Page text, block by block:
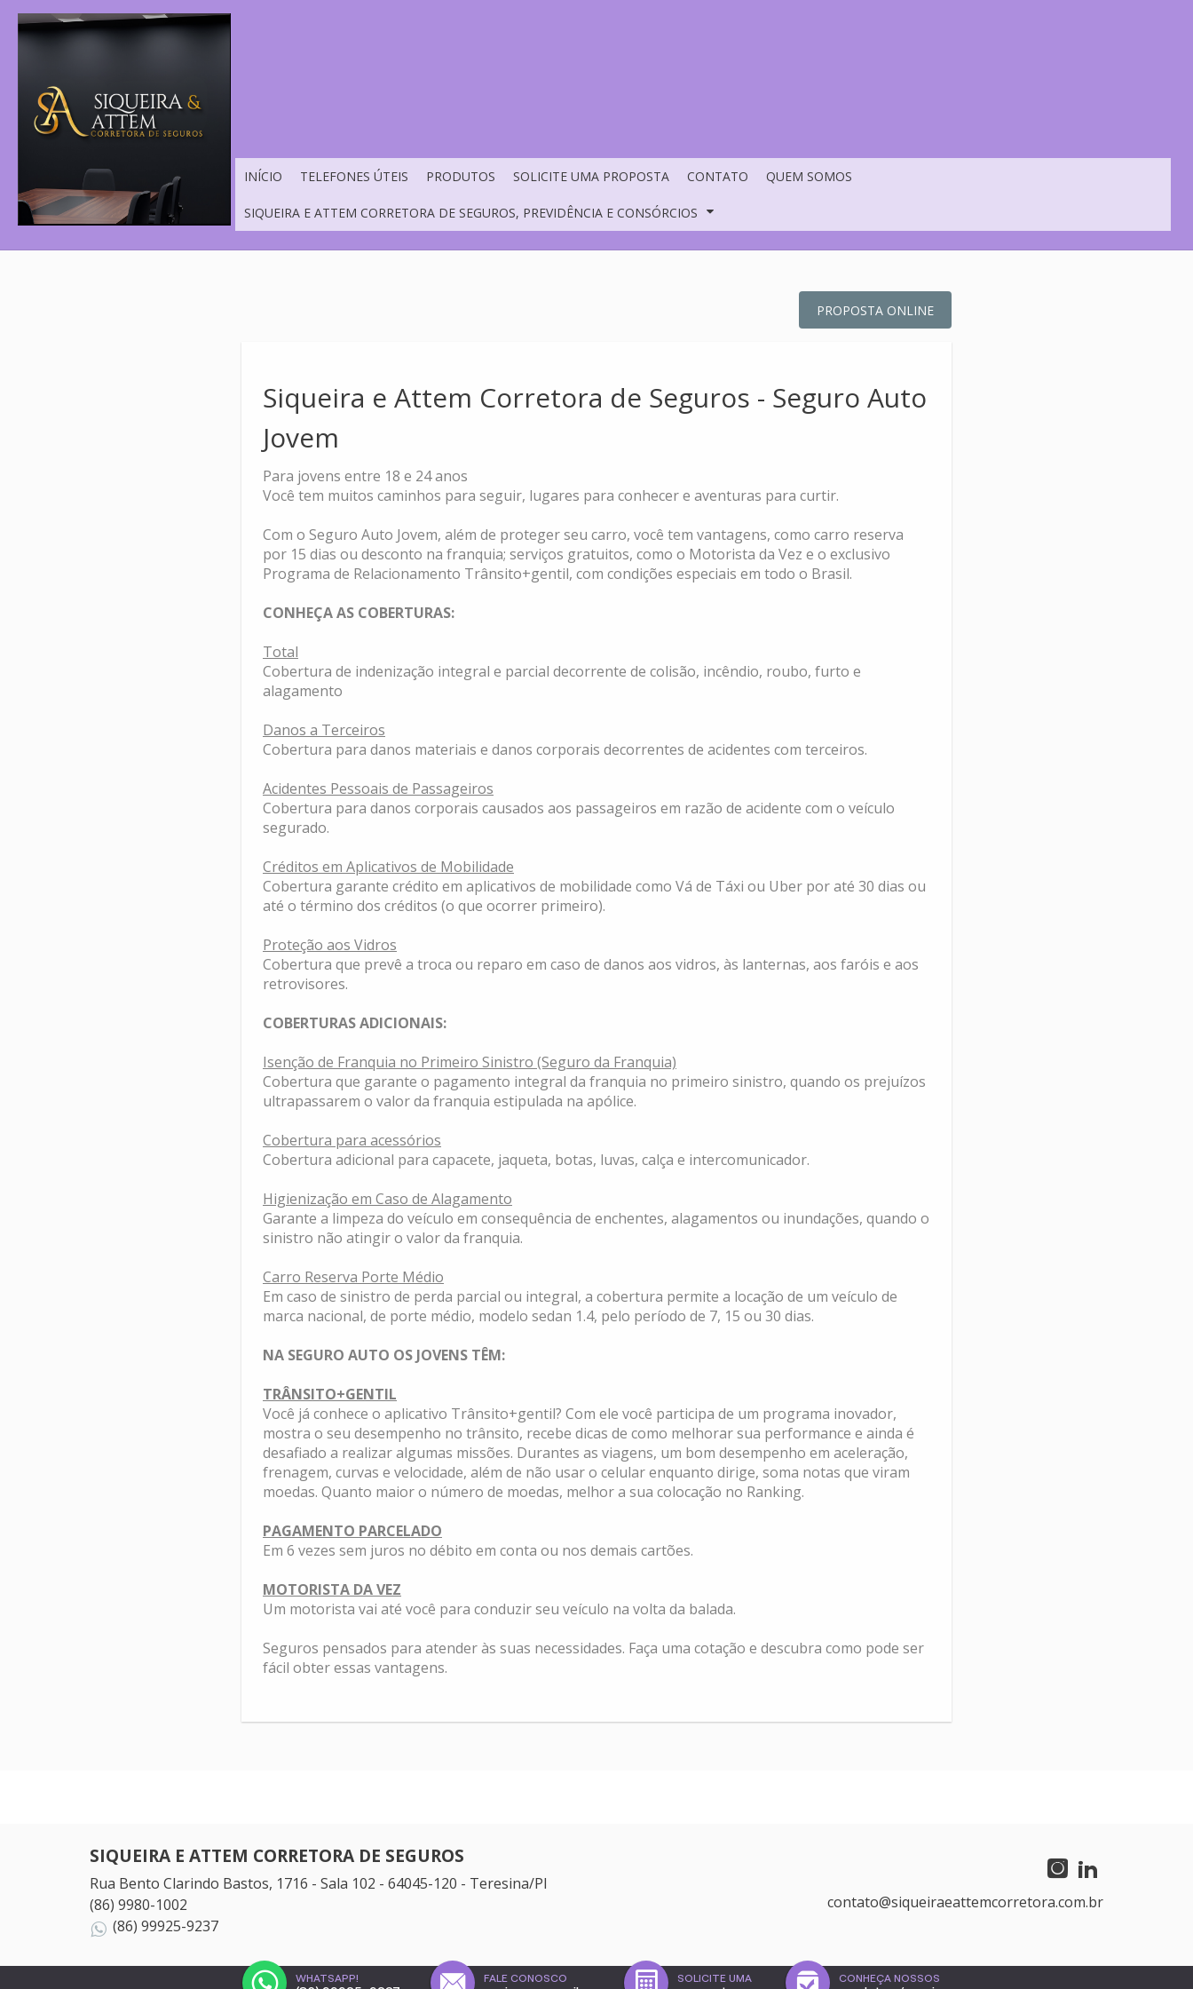
INÍCIO TELEFONES ÚTEIS PRODUTOS SOLICITE UMA PROPOSTA CONTATO QUEM SOMOS
SIQUEIRA E ATTEM CORRETORA DE SEGUROS, PREVIDÊNCIA E CONSÓRCIOS
PROPOSTA ONLINE
Siqueira e Attem Corretora de Seguros - Seguro Auto
Jovem
Para jovens entre 18 e 24 anos
Você tem muitos caminhos para seguir, lugares para conhecer e aventuras para curtir.
Com o Seguro Auto Jovem, além de proteger seu carro, você tem vantagens, como carro reserva
por 15 dias ou desconto na franquia; serviços gratuitos, como o Motorista da Vez e o exclusivo
Programa de Relacionamento Trânsito+gentil, com condições especiais em todo o Brasil.
CONHEÇA AS COBERTURAS:
Total
Cobertura de indenização integral e parcial decorrente de colisão, incêndio, roubo, furto e
alagamento
Danos a Terceiros
Cobertura para danos materiais e danos corporais decorrentes de acidentes com terceiros.
Acidentes Pessoais de Passageiros
Cobertura para danos corporais causados aos passageiros em razão de acidente com o veículo
segurado.
Créditos em Aplicativos de Mobilidade
Cobertura garante crédito em aplicativos de mobilidade como Vá de Táxi ou Uber por até 30 dias ou
até o término dos créditos (o que ocorrer primeiro).
Proteção aos Vidros
Cobertura que prevê a troca ou reparo em caso de danos aos vidros, às lanternas, aos faróis e aos
retrovisores.
COBERTURAS ADICIONAIS:
Isenção de Franquia no Primeiro Sinistro (Seguro da Franquia)
Cobertura que garante o pagamento integral da franquia no primeiro sinistro, quando os prejuízos
ultrapassarem o valor da franquia estipulada na apólice.
Cobertura para acessórios
Cobertura adicional para capacete, jaqueta, botas, luvas, calça e intercomunicador.
Higienização em Caso de Alagamento
Garante a limpeza do veículo em consequência de enchentes, alagamentos ou inundações, quando o
sinistro não atingir o valor da franquia.
Carro Reserva Porte Médio
Em caso de sinistro de perda parcial ou integral, a cobertura permite a locação de um veículo de
marca nacional, de porte médio, modelo sedan 1.4, pelo período de 7, 15 ou 30 dias.
NA SEGURO AUTO OS JOVENS TÊM:
TRÂNSITO+GENTIL
Você já conhece o aplicativo Trânsito+gentil? Com ele você participa de um programa inovador,
mostra o seu desempenho no trânsito, recebe dicas de como melhorar sua performance e ainda é
desafiado a realizar algumas missões. Durantes as viagens, um bom desempenho em aceleração,
frenagem, curvas e velocidade, além de não usar o celular enquanto dirige, soma notas que viram
moedas. Quanto maior o número de moedas, melhor a sua colocação no Ranking.
PAGAMENTO PARCELADO
Em 6 vezes sem juros no débito em conta ou nos demais cartões.
MOTORISTA DA VEZ
Um motorista vai até você para conduzir seu veículo na volta da balada.
Seguros pensados para atender às suas necessidades. Faça uma cotação e descubra como pode ser
fácil obter essas vantagens.
WHATSAPP! FALE CONOSCO SOLICITE UMA CONHEÇA NOSSOS
SIQUEIRA E ATTEM CORRETORA DE SEGUROS
Rua Bento Clarindo Bastos, 1716 - Sala 102 - 64045-120 - Teresina/PI
(86) 9980-1002
(86) 99925-9237
contato@siqueiraeattemcorretora.com.br